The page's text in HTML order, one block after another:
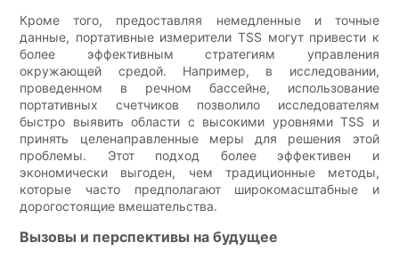
Кроме того, предоставляя немедленные и точные
данные, портативные измерители TSS могут привести к
более эффективным стратегиям управления
окружающей средой. Например, в исследовании,
проведенном в речном бассейне, использование
портативных счетчиков позволило исследователям
быстро выявить области с высокими уровнями TSS и
принять целенаправленные меры для решения этой
проблемы. Этот подход более эффективен и
экономически выгоден, чем традиционные методы,
которые часто предполагают широкомасштабные и
дорогостоящие вмешательства.
Вызовы и перспективы на будущее